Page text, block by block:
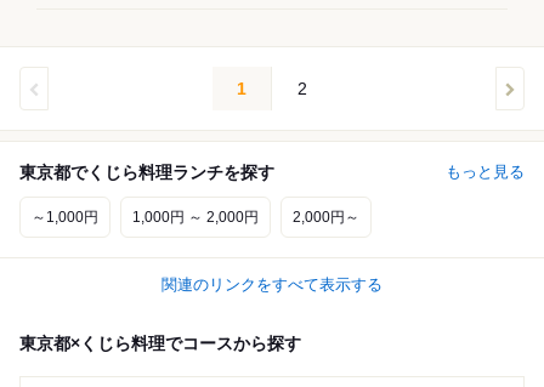
1 2
東京都でくじら料理ランチを探す もっと見る
～1,000円 1,000円 ～ 2,000円 2,000円～
関連のリンクをすべて表示する
東京都×くじら料理でコースから探す